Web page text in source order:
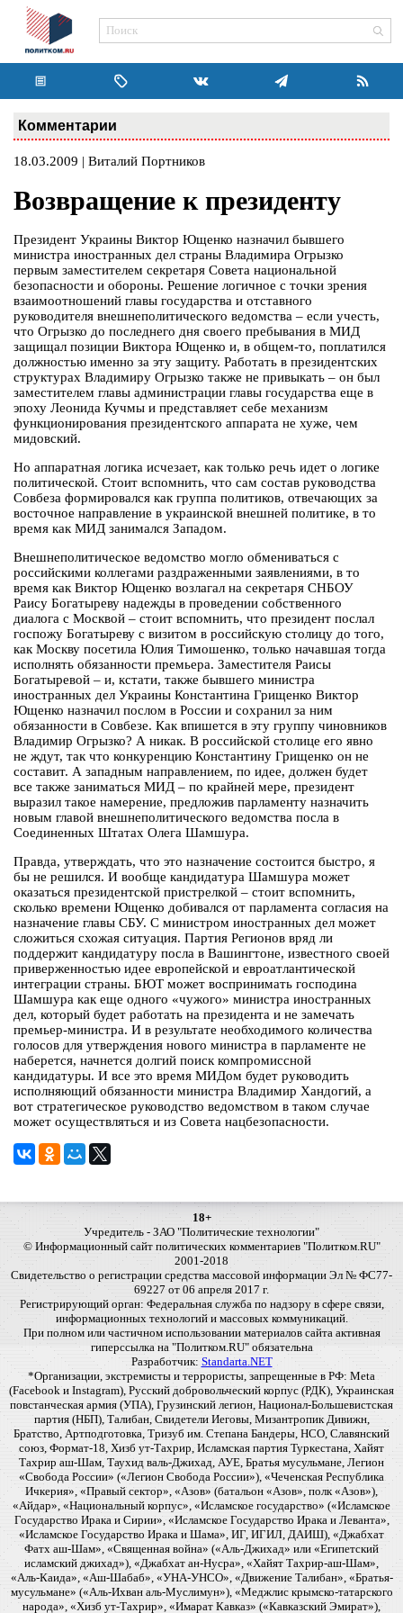
Комментарии
18.03.2009 | Виталий Портников
Возвращение к президенту
Президент Украины Виктор Ющенко назначил бывшего
министра иностранных дел страны Владимира Огрызко
первым заместителем секретаря Совета национальной
безопасности и обороны. Решение логичное с точки зрения
взаимоотношений главы государства и отставного
руководителя внешнеполитического ведомства – если учесть,
что Огрызко до последнего дня своего пребывания в МИД
защищал позиции Виктора Ющенко и, в общем-то, поплатился
должностью именно за эту защиту. Работать в президентских
структурах Владимиру Огрызко также не привыкать – он был
заместителем главы администрации главы государства еще в
эпоху Леонида Кучмы и представляет себе механизм
функционирования президентского аппарата не хуже, чем
мидовский.
Но аппаратная логика исчезает, как только речь идет о логике
политической. Стоит вспомнить, что сам состав руководства
Совбеза формировался как группа политиков, отвечающих за
восточное направление в украинской внешней политике, в то
время как МИД занимался Западом.
Внешнеполитическое ведомство могло обмениваться с
российскими коллегами раздраженными заявлениями, в то
время как Виктор Ющенко возлагал на секретаря СНБОУ
Раису Богатыреву надежды в проведении собственного
диалога с Москвой – стоит вспомнить, что президент послал
госпожу Богатыреву с визитом в российскую столицу до того,
как Москву посетила Юлия Тимошенко, только начавшая тогда
исполнять обязанности премьера. Заместителя Раисы
Богатыревой – и, кстати, также бывшего министра
иностранных дел Украины Константина Грищенко Виктор
Ющенко назначил послом в России и сохранил за ним
обязанности в Совбезе. Как впишется в эту группу чиновников
Владимир Огрызко? А никак. В российской столице его явно
не ждут, так что конкуренцию Константину Грищенко он не
составит. А западным направлением, по идее, должен будет
все также заниматься МИД – по крайней мере, президент
выразил такое намерение, предложив парламенту назначить
новым главой внешнеполитического ведомства посла в
Соединенных Штатах Олега Шамшура.
Правда, утверждать, что это назначение состоится быстро, я
бы не решился. И вообще кандидатура Шамшура может
оказаться президентской пристрелкой – стоит вспомнить,
сколько времени Ющенко добивался от парламента согласия на
назначение главы СБУ. С министром иностранных дел может
сложиться схожая ситуация. Партия Регионов вряд ли
поддержит кандидатуру посла в Вашингтоне, известного своей
приверженностью идее европейской и евроатлантической
интеграции страны. БЮТ может воспринимать господина
Шамшура как еще одного «чужого» министра иностранных
дел, который будет работать на президента и не замечать
премьер-министра. И в результате необходимого количества
голосов для утверждения нового министра в парламенте не
наберется, начнется долгий поиск компромиссной
кандидатуры. И все это время МИДом будет руководить
исполняющий обязанности министра Владимир Хандогий, а
вот стратегическое руководство ведомством в таком случае
может осуществляться и из Совета нацбезопасности.
18+
Учредитель - ЗАО "Политические технологии"
© Информационный сайт политических комментариев "Политком.RU"
2001-2018
Свидетельство о регистрации средства массовой информации Эл № ФС77-
69227 от 06 апреля 2017 г.
Регистрирующий орган: Федеральная служба по надзору в сфере связи,
информационных технологий и массовых коммуникаций.
При полном или частичном использовании материалов сайта активная
гиперссылка на "Политком.RU" обязательна
Разработчик: Standarta.NET
*Организации, экстремисты и террористы, запрещенные в РФ: Meta
(Facebook и Instagram), Русский добровольческий корпус (РДК), Украинская
повстанческая армия (УПА), Грузинский легион, Национал-Большевистская
партия (НБП), Талибан, Свидетели Иеговы, Мизантропик Дивижн,
Братство, Артподготовка, Тризуб им. Степана Бандеры, НСО, Славянский
союз, Формат-18, Хизб ут-Тахрир, Исламская партия Туркестана, Хайят
Тахрир аш-Шам, Таухид валь-Джихад, АУЕ, Братья мусульмане, Легион
«Свобода России» («Легион Свобода России»), «Чеченская Республика
Ичкерия», «Правый сектор», «Азов» (батальон «Азов», полк «Азов»),
«Айдар», «Национальный корпус», «Исламское государство» («Исламское
Государство Ирака и Сирии», «Исламское Государство Ирака и Леванта»,
«Исламское Государство Ирака и Шама», ИГ, ИГИЛ, ДАИШ), «Джабхат
Фатх аш-Шам», «Священная война» («Аль-Джихад» или «Египетский
исламский джихад»), «Джабхат ан-Нусра», «Хайят Тахрир-аш-Шам»,
«Аль-Каида», «Аш-Шабаб», «УНА-УНСО», «Движение Талибан», «Братья-
мусульмане» («Аль-Ихван аль-Муслимун»), «Меджлис крымско-татарского
народа», «Хизб ут-Тахрир», «Имарат Кавказ» («Кавказский Эмират»),